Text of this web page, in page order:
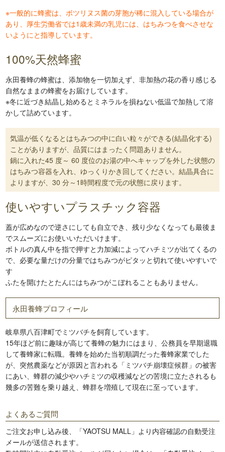
※一般的に蜂蜜は、ボツリヌス菌の芽胞が稀に混入している場合が
あり、厚生労働省では1歳未満の乳児には、はちみつを食べさせな
いようにと指導しています。
100%天然蜂蜜
永田養蜂の蜂蜜は、添加物を一切加えず、非加熱の花の香り感じる
自然なままの蜂蜜をお届けしています。
※冬に近づき結晶し始めるとミネラルを損ねない低温で加熱して溶
かして詰めています。
気温が低くなるとはちみつの中に白い粒々ができる(結晶化する)
ことがありますが、品質にはまったく問題ありません。
鍋に入れた45 度～ 60 度位のお湯の中へキャップを外した状態の
はちみつ容器を入れ、ゆっくりかき回してください。結晶具合に
よりますが、30 分～1時間程度で元の状態に戻ります。
使いやすいプラスチック容器
蓋が広めなので逆さにしても自立でき、残り少なくなっても最後ま
でスムーズにお使いいただいけます。
ボトルの真ん中を指で押すと力加減によってハチミツが出てくるの
で、必要な量だけの分量ではちみつがピタッと切れて使いやすいで
す
ふたを開けたとたんにはちみつがこぼれることもありません。
永田養蜂プロフィール
岐阜県八百津町でミツバチを飼育しています。
15年ほど前に趣味が高じて養蜂の魅力にはまり、公務員を早期退職
して養蜂家に転職。養蜂を始めた当初順調だった養蜂家業でした
が、突然農薬などが原因と言われる「ミツバチ崩壊症候群」の被害
にあい、蜂群の減少やハチミツの収穫減などの苦境に立たされるも
幾多の苦難を乗り越え、蜂群を増殖して現在に至っています。
よくあるご質問
ご注文お申し込み後、「YAOTSU MALL」より内容確認の自動受注
メールが送信されます。